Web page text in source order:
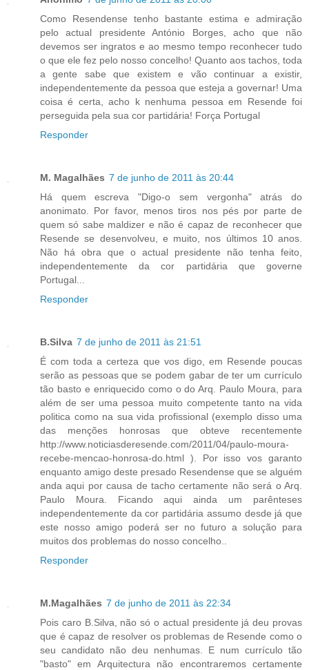
Como Resendense tenho bastante estima e admiração
pelo actual presidente António Borges, acho que não
devemos ser ingratos e ao mesmo tempo reconhecer tudo
o que ele fez pelo nosso concelho! Quanto aos tachos, toda
a gente sabe que existem e vão continuar a existir,
independentemente da pessoa que esteja a governar! Uma
coisa é certa, acho k nenhuma pessoa em Resende foi
perseguida pela sua cor partidária! Força Portugal
Responder
M. Magalhães 7 de junho de 2011 às 20:44
Há quem escreva "Digo-o sem vergonha" atrás do
anonimato. Por favor, menos tiros nos pés por parte de
quem só sabe maldizer e não é capaz de reconhecer que
Resende se desenvolveu, e muito, nos últimos 10 anos.
Não há obra que o actual presidente não tenha feito,
independentemente da cor partidária que governe
Portugal...
Responder
B.Silva 7 de junho de 2011 às 21:51
É com toda a certeza que vos digo, em Resende poucas
serão as pessoas que se podem gabar de ter um currículo
tão basto e enriquecido como o do Arq. Paulo Moura, para
além de ser uma pessoa muito competente tanto na vida
politica como na sua vida profissional (exemplo disso uma
das menções honrosas que obteve recentemente
http://www.noticiasderesende.com/2011/04/paulo-moura-
recebe-mencao-honrosa-do.html ). Por isso vos garanto
enquanto amigo deste presado Resendense que se alguém
anda aqui por causa de tacho certamente não será o Arq.
Paulo Moura. Ficando aqui ainda um parênteses
independentemente da cor partidária assumo desde já que
este nosso amigo poderá ser no futuro a solução para
muitos dos problemas do nosso concelho..
Responder
M.Magalhães 7 de junho de 2011 às 22:34
Pois caro B.Silva, não só o actual presidente já deu provas
que é capaz de resolver os problemas de Resende como o
seu candidato não deu nenhumas. E num currículo tão
"basto" em Arquitectura não encontraremos certamente